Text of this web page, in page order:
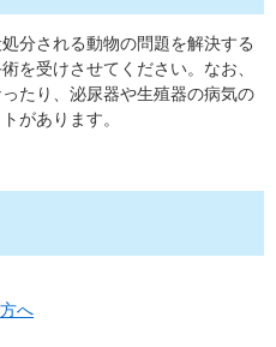
分される動物の問題を解決する
を受けさせてください。なお、
たり、泌尿器や生殖器の病気の
があります。
へ